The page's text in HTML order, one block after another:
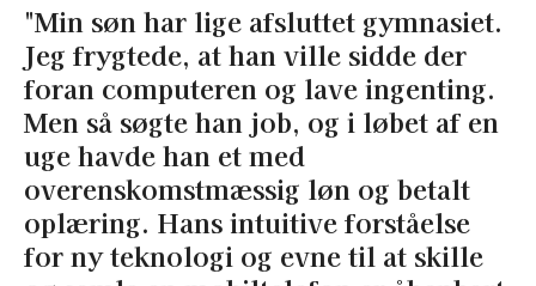
"Min søn har lige afsluttet gymnasiet.
Jeg frygtede, at han ville sidde der
foran computeren og lave ingenting.
Men så søgte han job, og i løbet af en
uge havde han et med
overenskomstmæssig løn og betalt
oplæring. Hans intuitive forståelse
for ny teknologi og evne til at skille